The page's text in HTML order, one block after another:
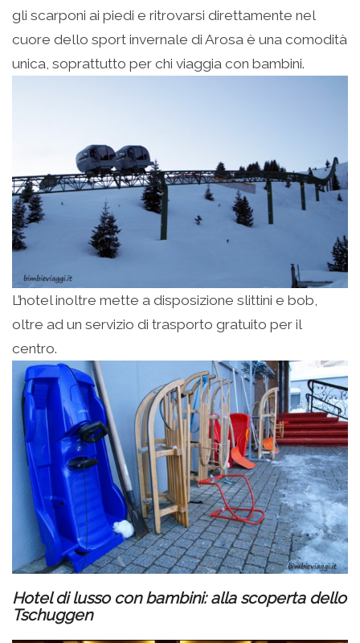
gli scarponi ai piedi e ritrovarsi direttamente nel
cuore dello sport invernale di Arosa è una comodità
unica, soprattutto per chi viaggia con bambini.
L’hotel inoltre mette a disposizione slittini e bob,
oltre ad un servizio di trasporto gratuito per il
centro.
Hotel di lusso con bambini: alla scoperta dello
Tschuggen